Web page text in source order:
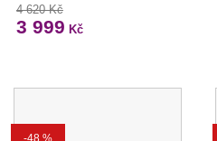
4 620 Kč
3 999 Kč
-48 %